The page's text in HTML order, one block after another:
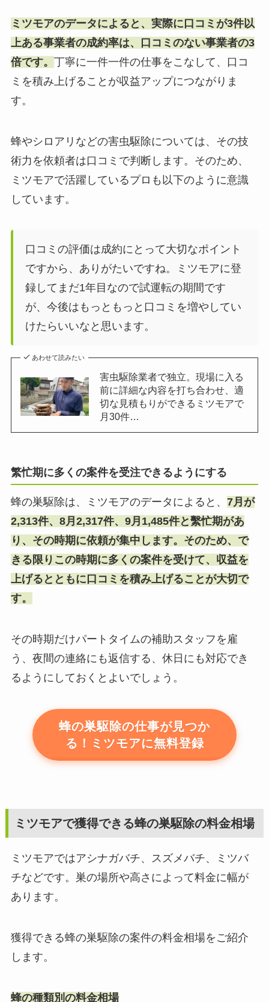
ミツモアのデータによると、実際に口コミが3件以
上ある事業者の成約率は、口コミのない事業者の3
倍です。 丁寧に一件一件の仕事をこなして、口コ
ミを積み上げることが収益アップにつながりま
す。
蜂やシロアリなどの害虫駆除については、その技
術力を依頼者は口コミで判断します。そのため、
ミツモアで活躍しているプロも以下のように意識
しています。
口コミの評価は成約にとって大切なポイント
ですから、ありがたいですね。ミツモアに登
録してまだ1年目なので試運転の期間です
が、今後はもっともっと口コミを増やしてい
けたらいいなと思います。
あわせて読みたい
害虫駆除業者で独立。現場に入る
前に詳細な内容を打ち合わせ、適
切な見積もりができるミツモアで
月30件…
繁忙期に多くの案件を受注できるようにする
蜂の巣駆除は、ミツモアのデータによると、 7月が
2,313件、8月2,317件、9月1,485件と繫忙期があ
り、その時期に依頼が集中します。そのため、で
きる限りこの時期に多くの案件を受けて、収益を
上げるとともに口コミを積み上げることが大切で
す。
その時期だけパートタイムの補助スタッフを雇
う、夜間の連絡にも返信する、休日にも対応でき
るようにしておくとよいでしょう。
蜂の巣駆除の仕事が見つか
る！ミツモアに無料登録
ミツモアで獲得できる蜂の巣駆除の料金相場
ミツモアではアシナガバチ、スズメバチ、ミツバ
チなどです。巣の場所や高さによって料金に幅が
あります。
獲得できる蜂の巣駆除の案件の料金相場をご紹介
します。
蜂の種類別の料金相場